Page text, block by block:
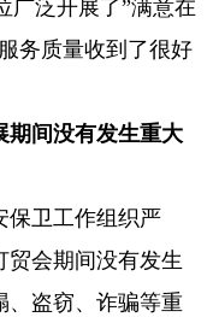
广泛开展了”满意在
务质量收到了很好
期间没有发生重大
保卫工作组织严
贸会期间没有发生
、盗窃、诈骗等重